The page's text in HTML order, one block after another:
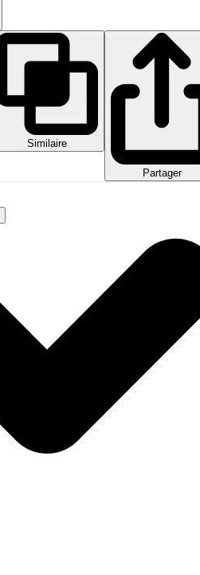
Similaire
Partager